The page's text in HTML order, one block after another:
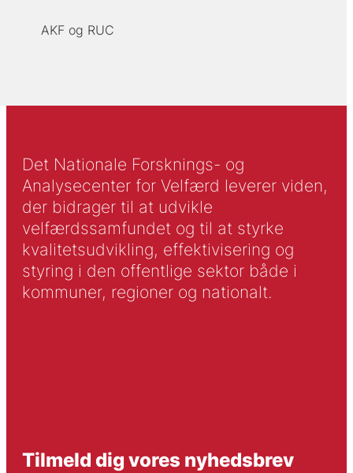
AKF og RUC
Det Nationale Forsknings- og
Analysecenter for Velfærd leverer viden,
der bidrager til at udvikle
velfærdssamfundet og til at styrke
kvalitetsudvikling, effektivisering og
styring i den offentlige sektor både i
kommuner, regioner og nationalt.
Tilmeld dig vores nyhedsbrev